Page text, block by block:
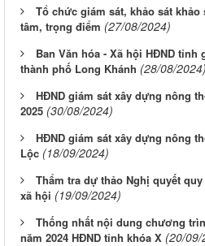
Tổ chức giám sát, khảo sát
tâm, trọng điểm (27/08/2024)
Ban Văn hóa - Xã hội HĐND tỉnh
thành phố Long Khánh (28/08/2024)
HĐND giám sát xây dựng nông
2025 (30/08/2024)
HĐND giám sát xây dựng nông
Lộc (18/09/2024)
Thẩm tra dự thảo Nghị quyết
xã hội (19/09/2024)
Thống nhất nội dung chương
năm 2024 HĐND tỉnh khóa X (20/09/